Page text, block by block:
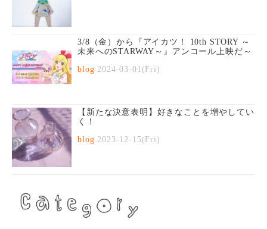
3/8（金）から『アイカツ！ 10th STORY ～
未来へのSTARWAY～』アンコール上映だ～
blog 2024-03-01(Fri)
【新たな決意表明】好きなことを増やしてい
く！
blog 2023-12-15(Fri)